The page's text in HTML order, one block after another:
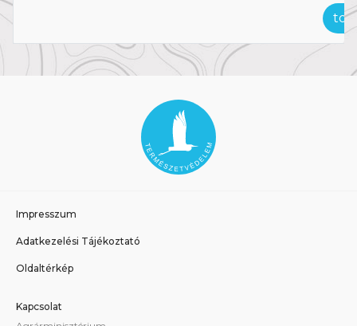
Impresszum
Adatkezelési Tájékoztató
Oldaltérkép
Kapcsolat